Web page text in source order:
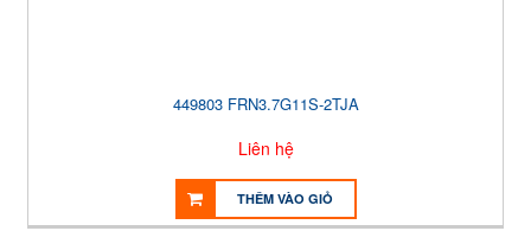
449803 FRN3.7G11S-2TJA
Liên hệ
THÊM VÀO GIỎ